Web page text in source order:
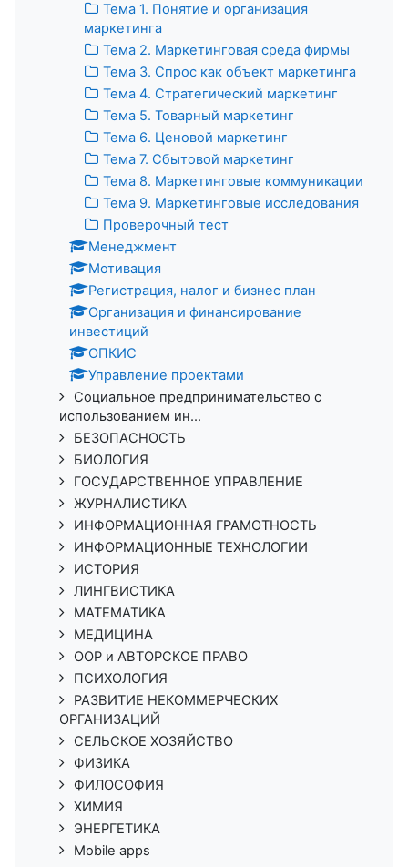
Тема 1. Понятие и организация
маркетинга
Тема 2. Маркетинговая среда фирмы
Тема 3. Спрос как объект маркетинга
Тема 4. Стратегический маркетинг
Тема 5. Товарный маркетинг
Тема 6. Ценовой маркетинг
Тема 7. Сбытовой маркетинг
Тема 8. Маркетинговые коммуникации
Тема 9. Маркетинговые исследования
Проверочный тест
Менеджмент
Мотивация
Регистрация, налог и бизнес план
Организация и финансирование
инвестиций
ОПКИС
Управление проектами
Социальное предпринимательство с
использованием ин...
БЕЗОПАСНОСТЬ
БИОЛОГИЯ
ГОСУДАРСТВЕННОЕ УПРАВЛЕНИЕ
ЖУРНАЛИСТИКА
ИНФОРМАЦИОННАЯ ГРАМОТНОСТЬ
ИНФОРМАЦИОННЫЕ ТЕХНОЛОГИИ
ИСТОРИЯ
ЛИНГВИСТИКА
МАТЕМАТИКА
МЕДИЦИНА
ООР и АВТОРСКОЕ ПРАВО
ПСИХОЛОГИЯ
РАЗВИТИЕ НЕКОММЕРЧЕСКИХ
ОРГАНИЗАЦИЙ
СЕЛЬСКОЕ ХОЗЯЙСТВО
ФИЗИКА
ФИЛОСОФИЯ
ХИМИЯ
ЭНЕРГЕТИКА
Mobile apps